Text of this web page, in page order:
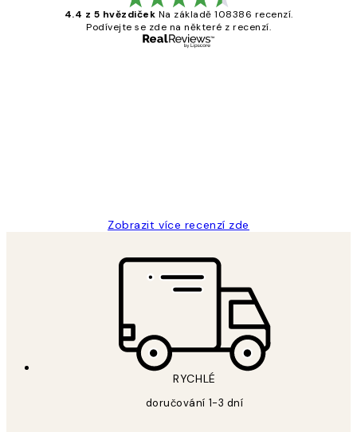
4.4 z 5 hvězdiček Na základě 108386 recenzí.
Podívejte se zde na některé z recenzí.
Zobrazit více recenzí zde
RYCHLÉ
doručování 1-3 dní